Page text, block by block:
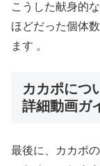
こうした献身的
ほどだった個体
ます 。
カカポにつ
詳細動画ガ
最後に、カカポ